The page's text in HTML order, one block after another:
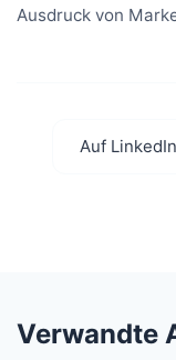
Ausdruck von
Auf
Verwandte